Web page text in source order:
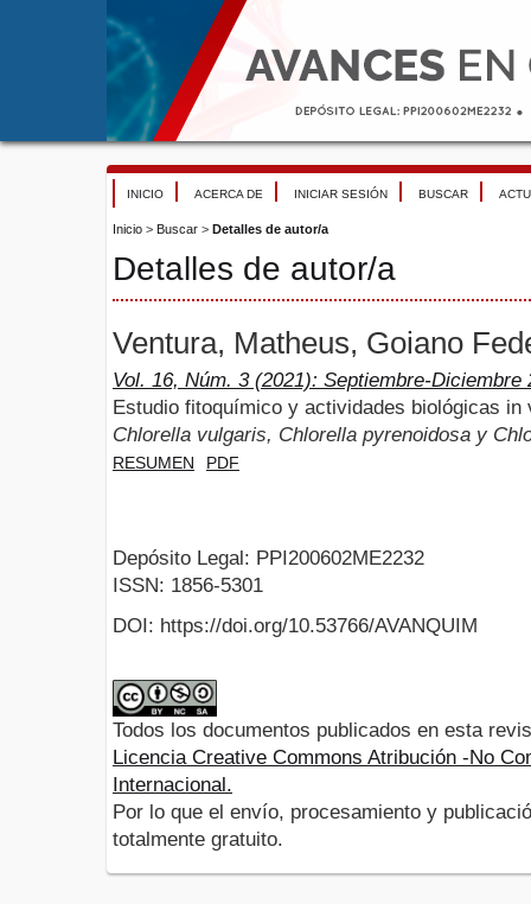
INICIO ACERCA DE INICIAR SESIÓN BUSCAR
Inicio > Buscar > Detalles de autor/a
Detalles de autor/a
Ventura, Matheus, Goiano
Vol. 16, Núm. 3 (2021): Septiembre-Diciembre
Estudio fitoquímico y actividades biológicas
Chlorella vulgaris, Chlorella pyrenoidosa y
RESUMEN PDF
Depósito Legal: PPI200602ME2232
ISSN: 1856-5301
DOI: https://doi.org/10.53766/AVANQUIM
Todos los documentos publicados en esta
Licencia Creative Commons Atribución -No
Internacional.
Por lo que el envío, procesamiento y
totalmente gratuito.